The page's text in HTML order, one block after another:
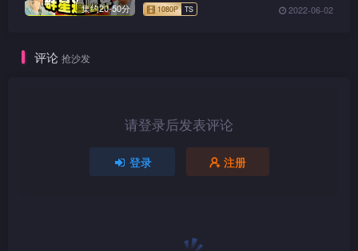
集约20-50分 2022-06-02
评论 抢沙发
请登录后发表评论
登录 注册